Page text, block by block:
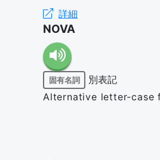
詳細
NOVA
固有名詞
別表記
Alternative letter-case